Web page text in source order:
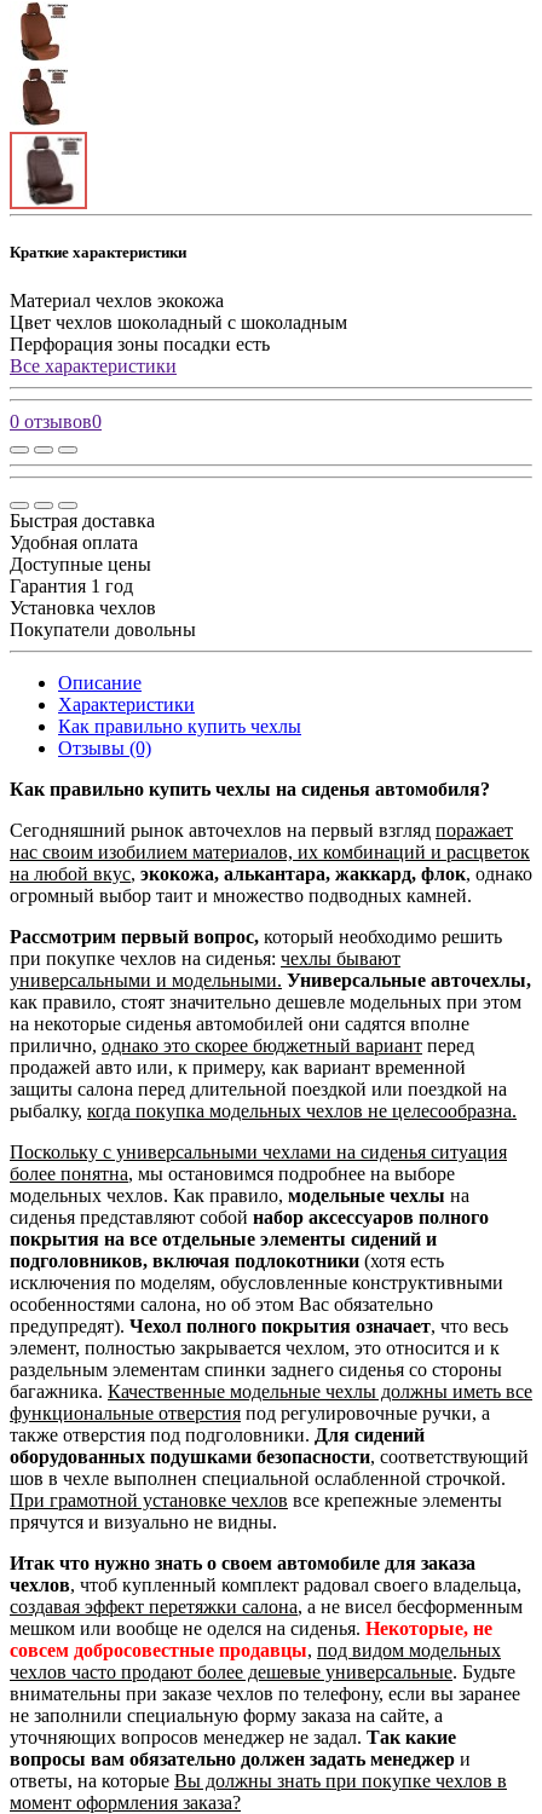
Краткие характеристики
Материал чехлов экокожа
Цвет чехлов шоколадный с шоколадным
Перфорация зоны посадки есть
Все характеристики
0 отзывов0
Быстрая доставка
Удобная оплата
Доступные цены
Гарантия 1 год
Установка чехлов
Покупатели довольны
Описание
Характеристики
Как правильно купить чехлы
Отзывы (0)
Как правильно купить чехлы на сиденья автомобиля?
Сегодняшний рынок авточехлов на первый взгляд поражает
нас своим изобилием материалов, их комбинаций и расцветок
на любой вкус, экокожа, алькантара, жаккард, флок, однако
огромный выбор таит и множество подводных камней.
Рассмотрим первый вопрос, который необходимо решить
при покупке чехлов на сиденья: чехлы бывают
универсальными и модельными. Универсальные авточехлы,
как правило, стоят значительно дешевле модельных при этом
на некоторые сиденья автомобилей они садятся вполне
прилично, однако это скорее бюджетный вариант перед
продажей авто или, к примеру, как вариант временной
защиты салона перед длительной поездкой или поездкой на
рыбалку, когда покупка модельных чехлов не целесообразна.
Поскольку с универсальными чехлами на сиденья ситуация
более понятна, мы остановимся подробнее на выборе
модельных чехлов. Как правило, модельные чехлы на
сиденья представляют собой набор аксессуаров полного
покрытия на все отдельные элементы сидений и
подголовников, включая подлокотники (хотя есть
исключения по моделям, обусловленные конструктивными
особенностями салона, но об этом Вас обязательно
предупредят). Чехол полного покрытия означает, что весь
элемент, полностью закрывается чехлом, это относится и к
раздельным элементам спинки заднего сиденья со стороны
багажника. Качественные модельные чехлы должны иметь все
функциональные отверстия под регулировочные ручки, а
также отверстия под подголовники. Для сидений
оборудованных подушками безопасности, соответствующий
шов в чехле выполнен специальной ослабленной строчкой.
При грамотной установке чехлов все крепежные элементы
прячутся и визуально не видны.
Итак что нужно знать о своем автомобиле для заказа
чехлов, чтоб купленный комплект радовал своего владельца,
создавая эффект перетяжки салона, а не висел бесформенным
мешком или вообще не оделся на сиденья. Некоторые, не
совсем добросовестные продавцы, под видом модельных
чехлов часто продают более дешевые универсальные. Будьте
внимательны при заказе чехлов по телефону, если вы заранее
не заполнили специальную форму заказа на сайте, а
уточняющих вопросов менеджер не задал. Так какие
вопросы вам обязательно должен задать менеджер и
ответы, на которые Вы должны знать при покупке чехлов в
момент оформления заказа?